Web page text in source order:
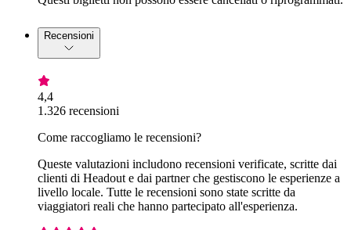
Recensioni
4,4
1.326 recensioni
Come raccogliamo le recensioni?
Queste valutazioni includono recensioni verificate, scritte dai
clienti di Headout e dai partner che gestiscono le esperienze a
livello locale. Tutte le recensioni sono state scritte da
viaggiatori reali che hanno partecipato all'esperienza.